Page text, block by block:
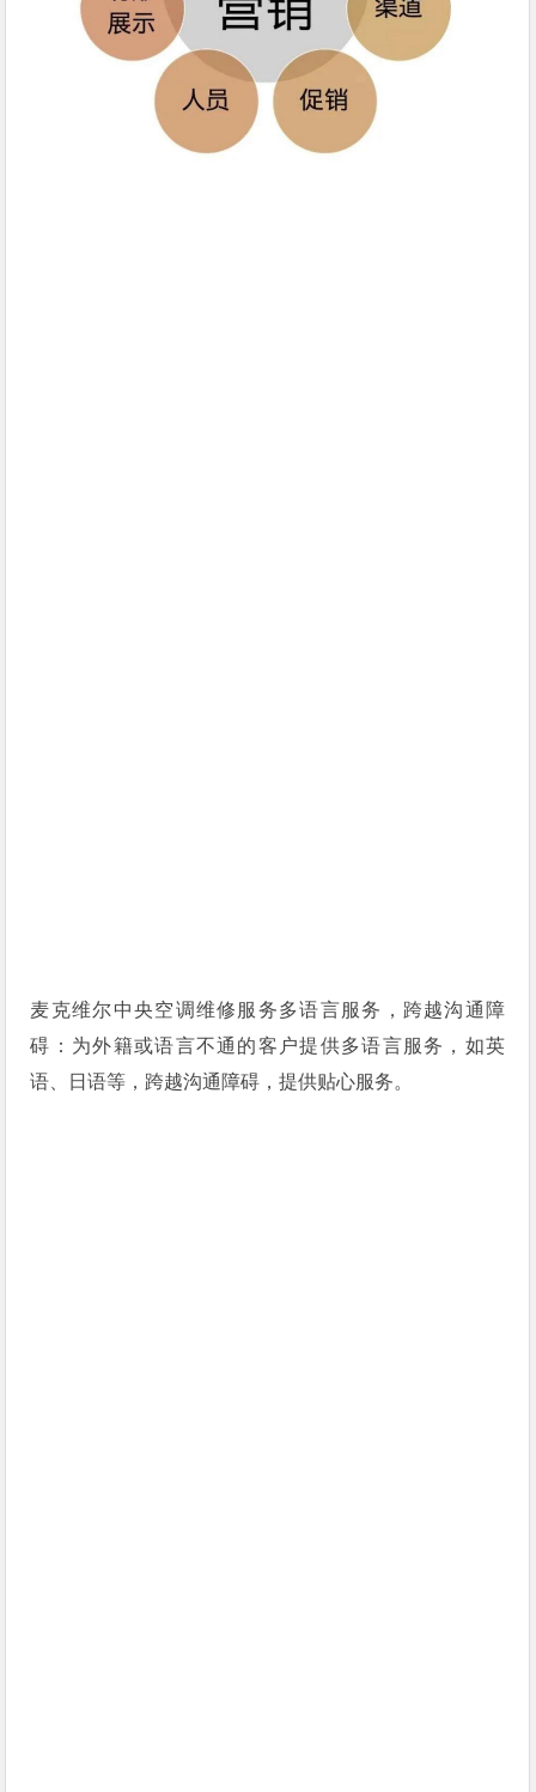
麦克维尔中央空调维修服务多语言服务，跨越沟通障
碍：为外籍或语言不通的客户提供多语言服务，如英
语、日语等，跨越沟通障碍，提供贴心服务。